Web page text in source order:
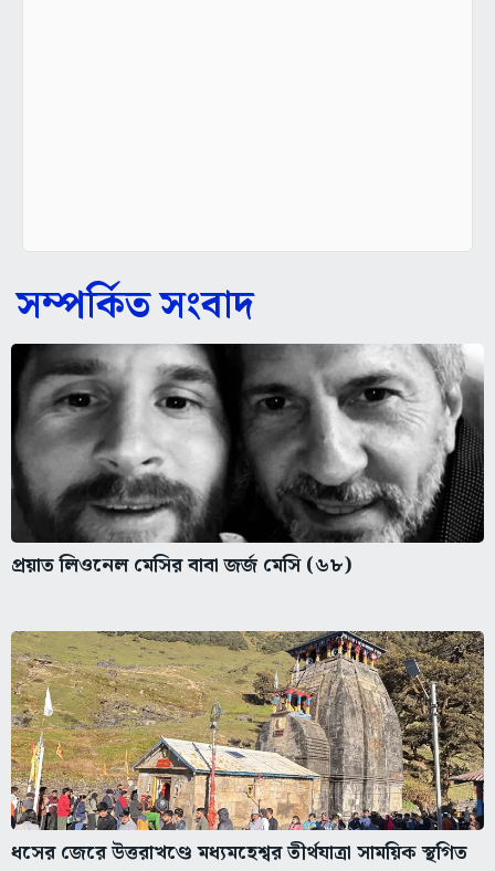
সম্পর্কিত সংবাদ
প্রয়াত লিওনেল মেসির বাবা জর্জ মেসি (৬৮)
ধসের জেরে উত্তরাখণ্ডে মধ্যমহেশ্বর তীর্থযাত্রা সাময়িক স্থগিত